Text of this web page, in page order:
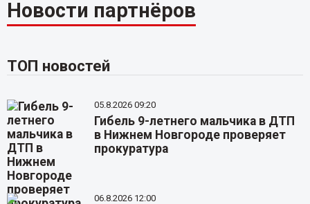
Новости партнёров
ТОП новостей
05.8.2026 09:20
Гибель 9-летнего мальчика в ДТП
в Нижнем Новгороде проверяет
прокуратура
06.8.2026 12:00